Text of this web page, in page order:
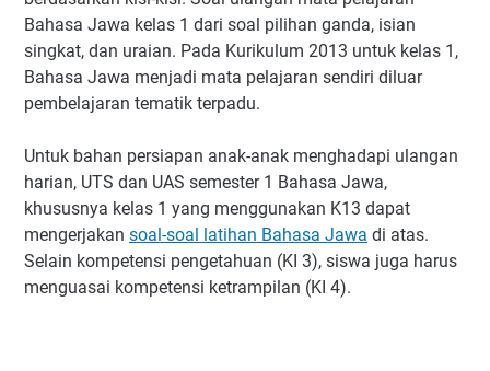
Bahasa Jawa kelas 1 dari soal pilihan ganda, isian
singkat, dan uraian. Pada Kurikulum 2013 untuk kelas 1,
Bahasa Jawa menjadi mata pelajaran sendiri diluar
pembelajaran tematik terpadu.
Untuk bahan persiapan anak-anak menghadapi ulangan
harian, UTS dan UAS semester 1 Bahasa Jawa,
khususnya kelas 1 yang menggunakan K13 dapat
mengerjakan soal-soal latihan Bahasa Jawa di atas.
Selain kompetensi pengetahuan (KI 3), siswa juga harus
menguasai kompetensi ketrampilan (KI 4).